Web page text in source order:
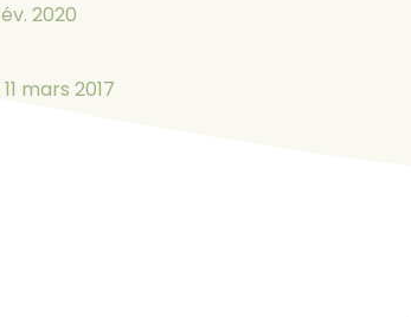
2020
mars 2017